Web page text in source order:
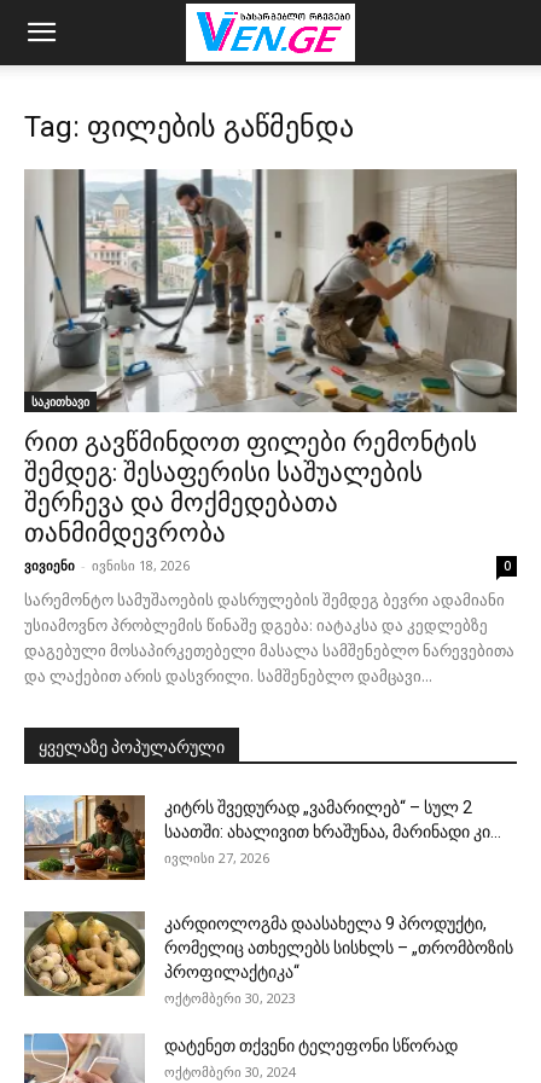
Tag: ფილების გაწმენდა
საკითხავი
რით გავწმინდოთ ფილები რემონტის
შემდეგ: შესაფერისი საშუალების
შერჩევა და მოქმედებათა
თანმიმდევრობა
ვივიენი - ივნისი 18, 2026 0
სარემონტო სამუშაოების დასრულების შემდეგ ბევრი ადამიანი
უსიამოვნო პრობლემის წინაშე დგება: იატაკსა და კედლებზე
დაგებული მოსაპირკეთებელი მასალა სამშენებლო ნარევებითა
და ლაქებით არის დასვრილი. სამშენებლო დამცავი...
ყველაზე პოპულარული
კიტრს შვედურად „ვამარილებ“ – სულ 2
საათში: ახალივით ხრაშუნაა, მარინადი კი...
ივლისი 27, 2026
კარდიოლოგმა დაასახელა 9 პროდუქტი,
რომელიც ათხელებს სისხლს – „თრომბოზის
პროფილაქტიკა“
ოქტომბერი 30, 2023
დატენეთ თქვენი ტელეფონი სწორად
ოქტომბერი 30, 2024